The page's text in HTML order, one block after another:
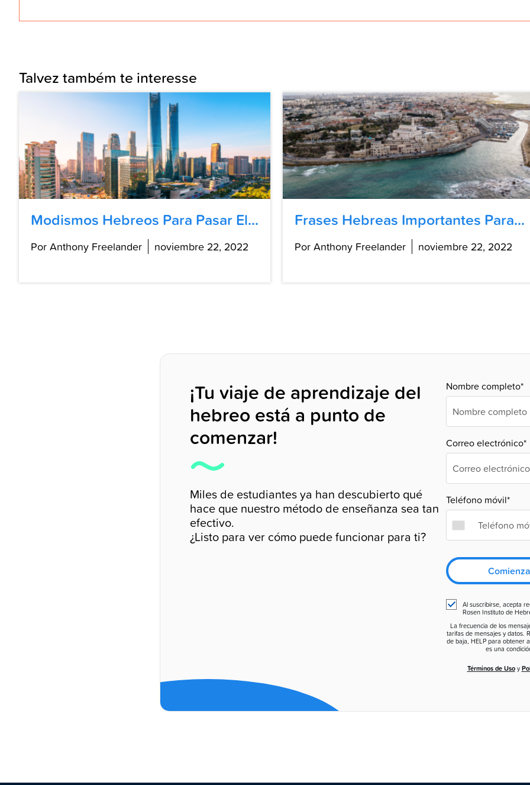
Talvez também te interesse
Modismos Hebreos Para Pasar El...
Por Anthony Freelander noviembre 22, 2022
Frases Hebreas Importantes Para...
Por Anthony Freelander noviembre 22, 2022
¡Tu viaje de aprendizaje del
hebreo está a punto de
comenzar!
Miles de estudiantes ya han descubierto qué
hace que nuestro método de enseñanza sea tan
efectivo.
¿Listo para ver cómo puede funcionar para ti?
Nombre completo*
Correo electrónico*
Teléfono móvil*
Al suscribirse, acepta
Rosen Instituto de
La frecuencia de los
tarifas de mensajes y datos.
de baja, HELP para obtener
es una
Términos de Usoy